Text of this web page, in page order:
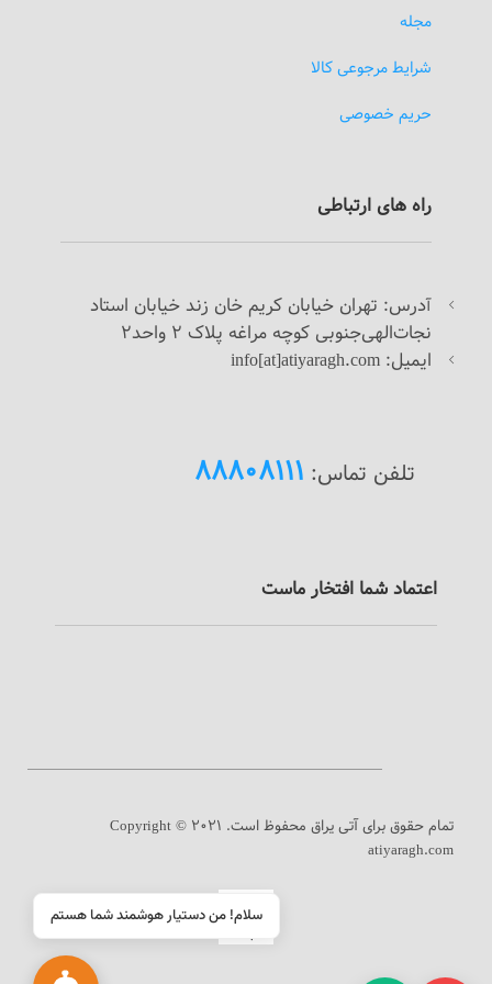
مجله
شرایط مرجوعی کالا
حریم خصوصی
راه های ارتباطی
آدرس: تهران خیابان کریم خان زند خیابان استاد
نجات‌الهی‌جنوبی کوچه مراغه پلاک 2 واحد2
ایمیل: info[at]atiyaragh.com
تلفن تماس: 88808111
اعتماد شما افتخار ماست
تمام حقوق برای آتی یراق محفوظ است. Copyright © 2021
atiyaragh.com
سلام! من دستیار هوشمند شما هستم